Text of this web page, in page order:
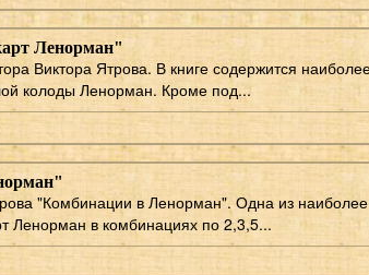
Ленорман"
Виктора Ятрова. В книге содержится
колоды Ленорман. Кроме под...
"Комбинации в Ленорман". Одна из
Ленорман в комбинациях по 2,3,5...